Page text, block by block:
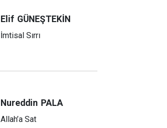
Elif GÜNEŞTEKİN
İmtisal Sırrı
Nureddin PALA
Allah’a Sat